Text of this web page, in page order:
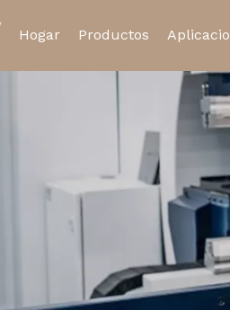
Hogar Productos
Relé
Relé de tiempo